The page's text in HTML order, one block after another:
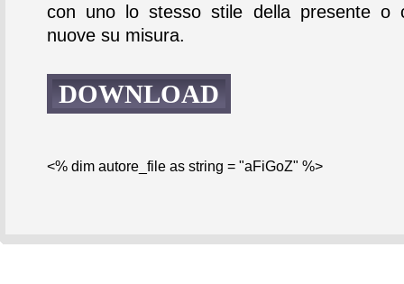
con uno lo stesso stile della presente o
nuove su misura.
DOWNLOAD
<% dim autore_file as string = "aFiGoZ" %>